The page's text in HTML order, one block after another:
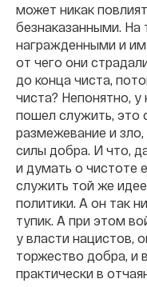
может никак
безнаказанными. На
награжденными и им
от чего они
до конца чиста,
чиста? Непонятно,
пошел служить, это
размежевание и зло,
силы добра. И что,
и думать о чистоте
служить той же
политики. А он так
тупик. А при этом
у власти нацистов,
торжество добра, и
практически в